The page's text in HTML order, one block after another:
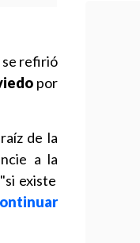
se refirió
por
de la
a la
existe